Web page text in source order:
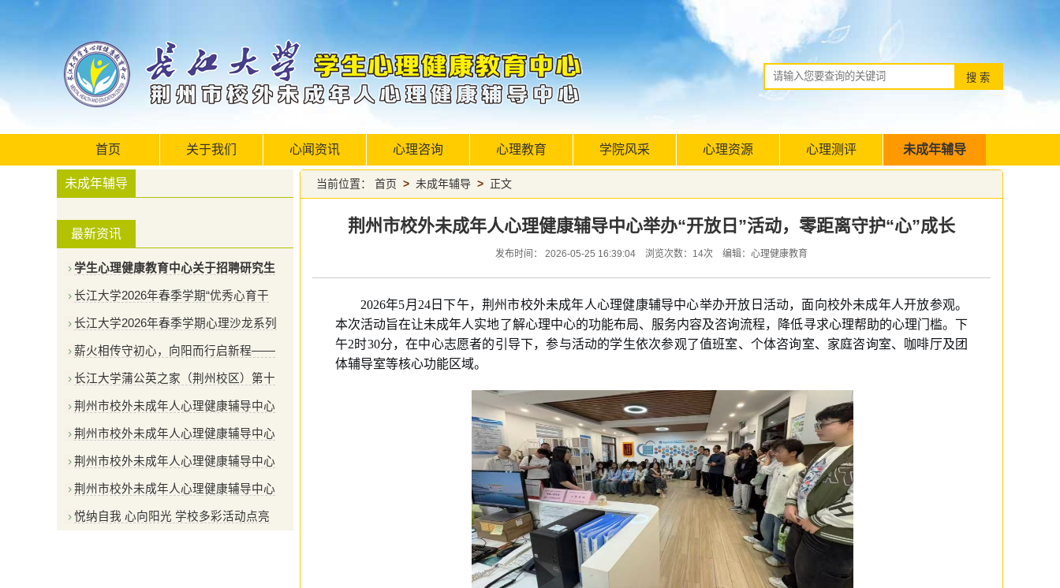
首页 关于我们 心闻资讯 心理咨询 心理教育 学院风采 心理资源 心理测评 未成年辅导
未成年辅导
最新资讯
学生心理健康教育中心关于招聘研究生
长江大学2026年春季学期“优秀心育干
长江大学2026年春季学期心理沙龙系列
薪火相传守初心，向阳而行启新程——
长江大学蒲公英之家（荆州校区）第十
荆州市校外未成年人心理健康辅导中心
荆州市校外未成年人心理健康辅导中心
荆州市校外未成年人心理健康辅导中心
荆州市校外未成年人心理健康辅导中心
悦纳自我 心向阳光 学校多彩活动点亮
当前位置： 首页 > 未成年辅导 > 正文
荆州市校外未成年人心理健康辅导中心举办“开放日”活动，零距离守护“心”成长
发布时间： 2026-05-25 16:39:04 浏览次数： 14次 编辑：心理健康教育
2026年5月24日下午，荆州市校外未成年人心理健康辅导中心举办开放日活动，面向校外未成年人开放参观。
本次活动旨在让未成年人实地了解心理中心的功能布局、服务内容及咨询流程，降低寻求心理帮助的心理门槛。下
午2时30分，在中心志愿者的引导下，参与活动的学生依次参观了值班室、个体咨询室、家庭咨询室、咖啡厅及团
体辅导室等核心功能区域。